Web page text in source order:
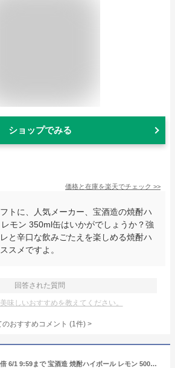
ショップでみる
価格と在庫を楽天でチェック >>
トに、人気メーカー、宝酒造の焼酎ハ
モン 350ml缶はいかがでしょうか？強
と辛口な飲みごたえを楽しめる焼酎ハ
スメですよ。
回答された質問
味しいおすすめを教えてください。
のおすすめコメント (1件) >
エントリーでP10倍 6/1 9:59まで 宝酒造 焼酎ハイボール レモン 500ml×48本(2ケース) 糖質ゼロ プリン体ゼロ 甘味料ゼロ 缶 チューハイ サワー 辛口 レモンサワー レサワ【送料無料※一部地域は除く】